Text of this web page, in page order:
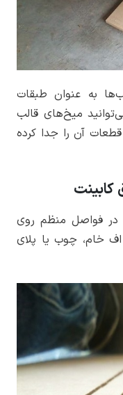
به عنوان طبقات
میخ‌های قالب
قطعات آن را جدا کرده
در فواصل منظم روی
خام، چوب یا پلای